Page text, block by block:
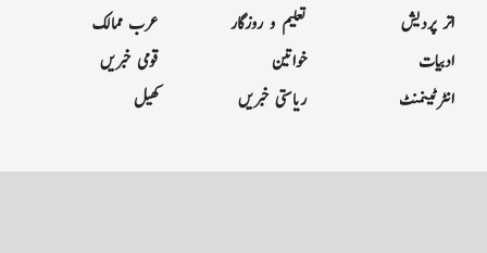
اتر پردیش
ادبیات
انٹرٹینمنٹ
تعلیم و روزگار
خواتین
ریاستی خبریں
عرب ممالک
قومی خبریں
کھیل